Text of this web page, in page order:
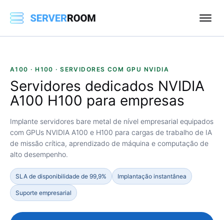
A100 · H100 · SERVIDORES COM GPU NVIDIA
Servidores dedicados NVIDIA
A100 H100 para empresas
Implante servidores bare metal de nível empresarial equipados
com GPUs NVIDIA A100 e H100 para cargas de trabalho de IA
de missão crítica, aprendizado de máquina e computação de
alto desempenho.
SLA de disponibilidade de 99,9% Implantação instantânea
Suporte empresarial